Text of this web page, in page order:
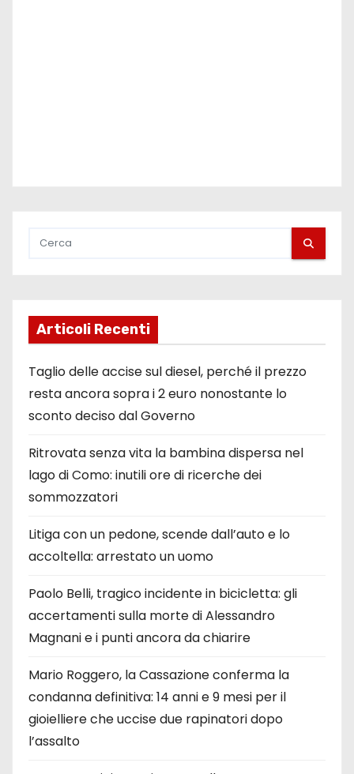
Articoli Recenti
Taglio delle accise sul diesel, perché il prezzo
resta ancora sopra i 2 euro nonostante lo
sconto deciso dal Governo
Ritrovata senza vita la bambina dispersa nel
lago di Como: inutili ore di ricerche dei
sommozzatori
Litiga con un pedone, scende dall’auto e lo
accoltella: arrestato un uomo
Paolo Belli, tragico incidente in bicicletta: gli
accertamenti sulla morte di Alessandro
Magnani e i punti ancora da chiarire
Mario Roggero, la Cassazione conferma la
condanna definitiva: 14 anni e 9 mesi per il
gioielliere che uccise due rapinatori dopo
l’assalto